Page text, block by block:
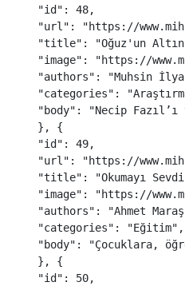
"id " : 48,
"url " : "https://
"title" : "Oğuz'un
"image" : "https://
"authors" : "Muhsin
"categories" : "
"body" : "Necip
},
{
"id " : 49,
"url " : "https://
"title" : "Okumayı
"image" : "https://
"authors" : "Ahmet
"categories" : "Eğitim" ,
"body" : "Çocuklara,
},
{
"id " : 50,